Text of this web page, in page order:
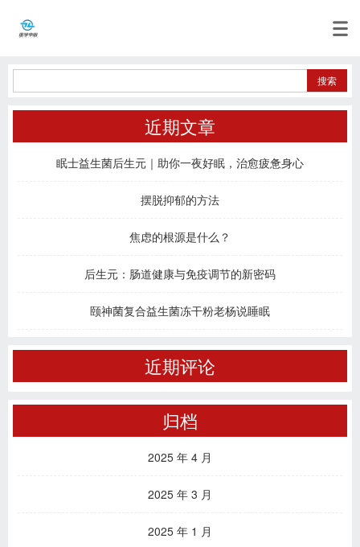
近期文章
眠士益生菌后生元｜助你一夜好眠，治愈疲惫身心
摆脱抑郁的方法
焦虑的根源是什么？
后生元：肠道健康与免疫调节的新密码
颐神菌复合益生菌冻干粉老杨说睡眠
近期评论
归档
2025 年 4 月
2025 年 3 月
2025 年 1 月